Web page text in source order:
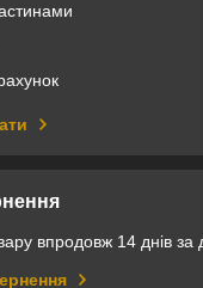
впродовж 14 днів за